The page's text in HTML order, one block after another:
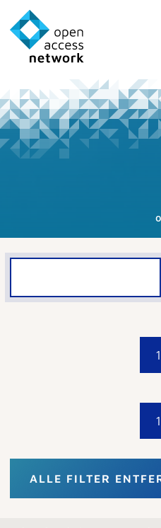
1
1
ALLE FILTER